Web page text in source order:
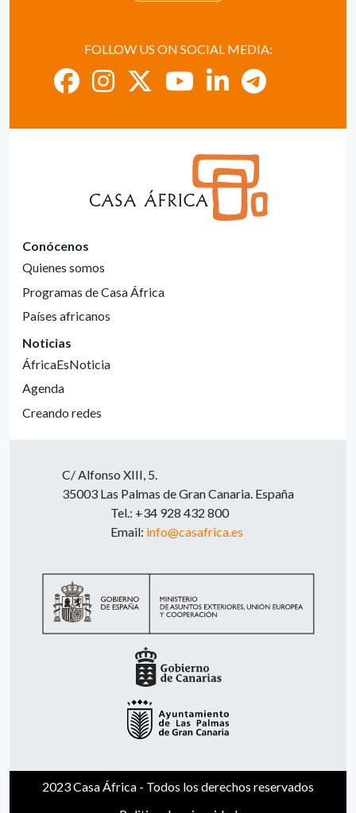
FOLLOW US ON SOCIAL MEDIA:
Conócenos
Quienes somos
Programas de Casa África
Países africanos
Noticias
ÁfricaEsNoticia
Agenda
Creando redes
C/ Alfonso XIII, 5.
35003 Las Palmas de Gran Canaria. España
Tel.: +34 928 432 800
Email: info@casafrica.es
2023 Casa África - Todos los derechos reservados